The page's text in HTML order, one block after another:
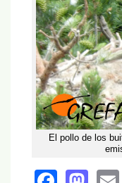
El pollo de los